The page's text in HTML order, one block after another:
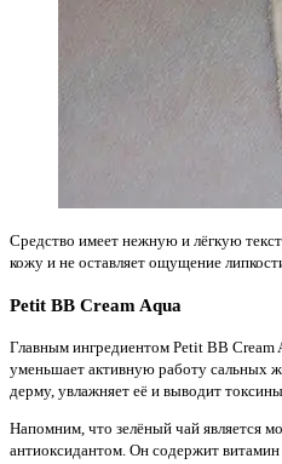
Средство имеет нежную и лёгкую
кожу и не оставляет ощущение
Petit BB Cream Aqua
Главным ингредиентом Petit BB Cream
уменьшает активную работу сальных
дерму, увлажняет её и выводит токсины.
Напомним, что зелёный чай является
антиоксидантом. Он содержит